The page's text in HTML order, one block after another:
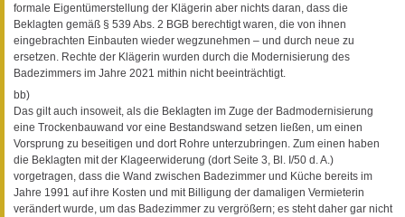
formale Eigentümerstellung der Klägerin aber nichts daran, dass die
Beklagten gemäß § 539 Abs. 2 BGB berechtigt waren, die von ihnen
eingebrachten Einbauten wieder wegzunehmen – und durch neue zu
ersetzen. Rechte der Klägerin wurden durch die Modernisierung des
Badezimmers im Jahre 2021 mithin nicht beeinträchtigt.
bb)
Das gilt auch insoweit, als die Beklagten im Zuge der Badmodernisierung
eine Trockenbauwand vor eine Bestandswand setzen ließen, um einen
Vorsprung zu beseitigen und dort Rohre unterzubringen. Zum einen haben
die Beklagten mit der Klageerwiderung (dort Seite 3, Bl. I/50 d. A.)
vorgetragen, dass die Wand zwischen Badezimmer und Küche bereits im
Jahre 1991 auf ihre Kosten und mit Billigung der damaligen Vermieterin
verändert wurde, um das Badezimmer zu vergrößern; es steht daher gar nicht